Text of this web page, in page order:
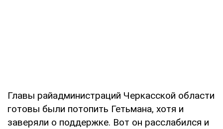
Главы райадминистраций Черкасской области
готовы были потопить Гетьмана, хотя и
заверяли о поддержке. Вот он расслабился и